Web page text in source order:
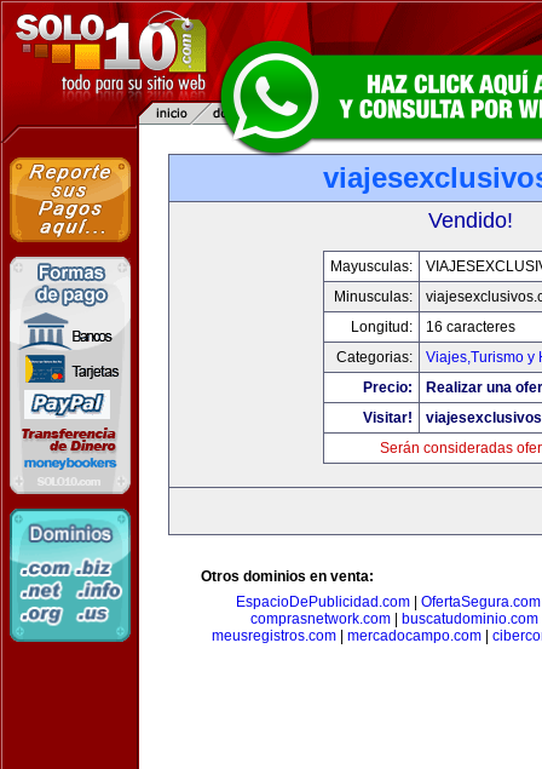
Vendido!
Mayusculas:
Minusculas:
Longitud:
16 caracteres
Categorias:
Viajes,Turismo y
Precio:
Realizar una
Visitar!
Serán consideradas
Otros dominios en venta:
EspacioDePublicidad.com| OfertaSegura.com
comprasnetwork.com
buscatudominio.com
meusregistros.com| mercadocampo.com|